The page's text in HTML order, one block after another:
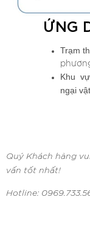
ỨNG
Trạm
Khu
ngại vật
Quý Khách hàng
vấn tốt nhất!
Hotline: